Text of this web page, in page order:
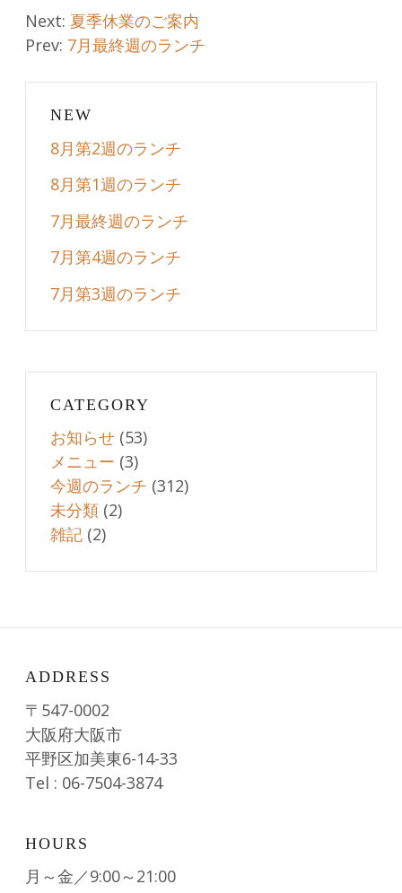
Post
navigation
Next: 夏季休業のご案内
Prev: 7月最終週のランチ
NEW
8月第2週のランチ
8月第1週のランチ
7月最終週のランチ
7月第4週のランチ
7月第3週のランチ
CATEGORY
お知らせ (53)
メニュー (3)
今週のランチ (312)
未分類 (2)
雑記 (2)
ADDRESS
〒547-0002
大阪府大阪市
平野区加美東6-14-33
Tel : 06-7504-3874
HOURS
月～金／9:00～21:00